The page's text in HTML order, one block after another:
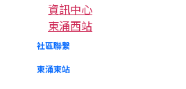
資訊中心
東涌西站
社區聯繫
東涌東站